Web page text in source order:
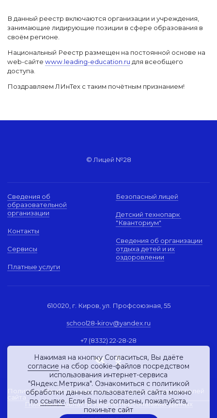
В данный реестр включаются организации и учреждения,
занимающие лидирующие позиции в сфере образования в
своём регионе.
Национальный Реестр размещен на постоянной основе на
web-сайте www.leading-education.ru для всеобщего
доступа.
Поздравляем ЛИнТех с таким почётным признанием!
© Лицей №28
Сведения об
образовательной
организации
Контакты
Сервисы
Платные услуги
Безопасный лицей
Детский технопарк
"Кванториум"
Сведения об организации
отдыха детей и их
оздоровлении
610020, г. Киров, ул. Профсоюзная, 55
school28-kirov@yandex.ru
+7 (8332) 22-28-28
Политика обработки персональных данных пользователей
сайта
Политика в области защиты персональных данных
Нажимая на кнопку Согласиться, Вы даёте
согласие на сбор cookie-файлов посредством
использования интернет-сервиса
"Яндекс.Метрика". Ознакомиться с политикой
обработки данных пользователей сайта можно
поссылке. Если Вы не согласны, пожалуйста,
покиньте сайт